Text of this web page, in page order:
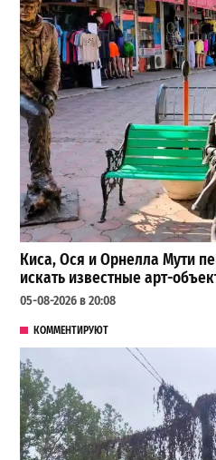
Киса, Ося и Орнелла Мути
искать известные арт-
05-08-2026 в 20:08
КОММЕНТИРУЮТ